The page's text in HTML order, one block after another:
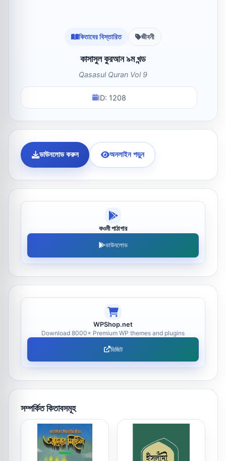
কিতাবের বিস্তারিত জীবনী
কাসাসুল কুরআন ৯ম খন্ড
Qasasul Quran Vol 9
ID: 1208
ডাউনলোড করুন অনলাইন পড়ুন
কওমী পাঠাগার
ডাউনলোড
WPShop.net
Download 8000+ Premium WP themes and plugins
ভিজিট
সম্পর্কিত কিতাবসমূহ